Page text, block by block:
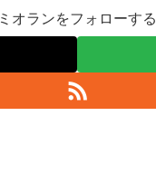
ミオランをフォローする